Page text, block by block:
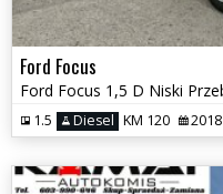
Ford Focus
1.5 Diesel KM 120 2018